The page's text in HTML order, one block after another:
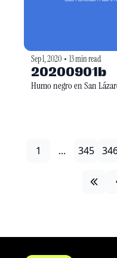
Sep 1, 2020 • 13 min read
20200901b
Humo negro en San
1 ... 345